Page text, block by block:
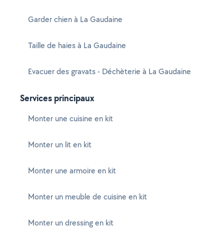
Garder chien à La Gaudaine
Taille de haies à La Gaudaine
Evacuer des gravats - Déchèterie à La Gaudaine
Services principaux
Monter une cuisine en kit
Monter un lit en kit
Monter une armoire en kit
Monter un meuble de cuisine en kit
Monter un dressing en kit